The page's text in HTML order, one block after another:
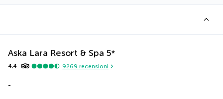
Aska Lara Resort & Spa 5*
4,4 9269 recensioni
-